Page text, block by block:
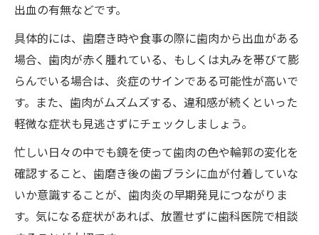
出血の有無などです。
具体的には、歯磨き時や食事の際に歯肉から出血がある
場合、歯肉が赤く腫れている、もしくは丸みを帯びて膨
らんでいる場合は、炎症のサインである可能性が高いで
す。また、歯肉がムズムズする、違和感が続くといった
軽微な症状も見逃さずにチェックしましょう。
忙しい日々の中でも鏡を使って歯肉の色や輪郭の変化を
確認すること、歯磨き後の歯ブラシに血が付着していな
いか意識することが、歯肉炎の早期発見につながりま
す。気になる症状があれば、放置せずに歯科医院で相談